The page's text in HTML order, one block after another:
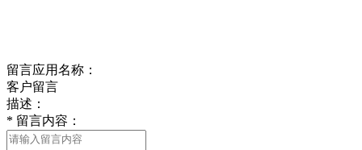
留言应用名称：
客户留言
描述：
* 留言内容：